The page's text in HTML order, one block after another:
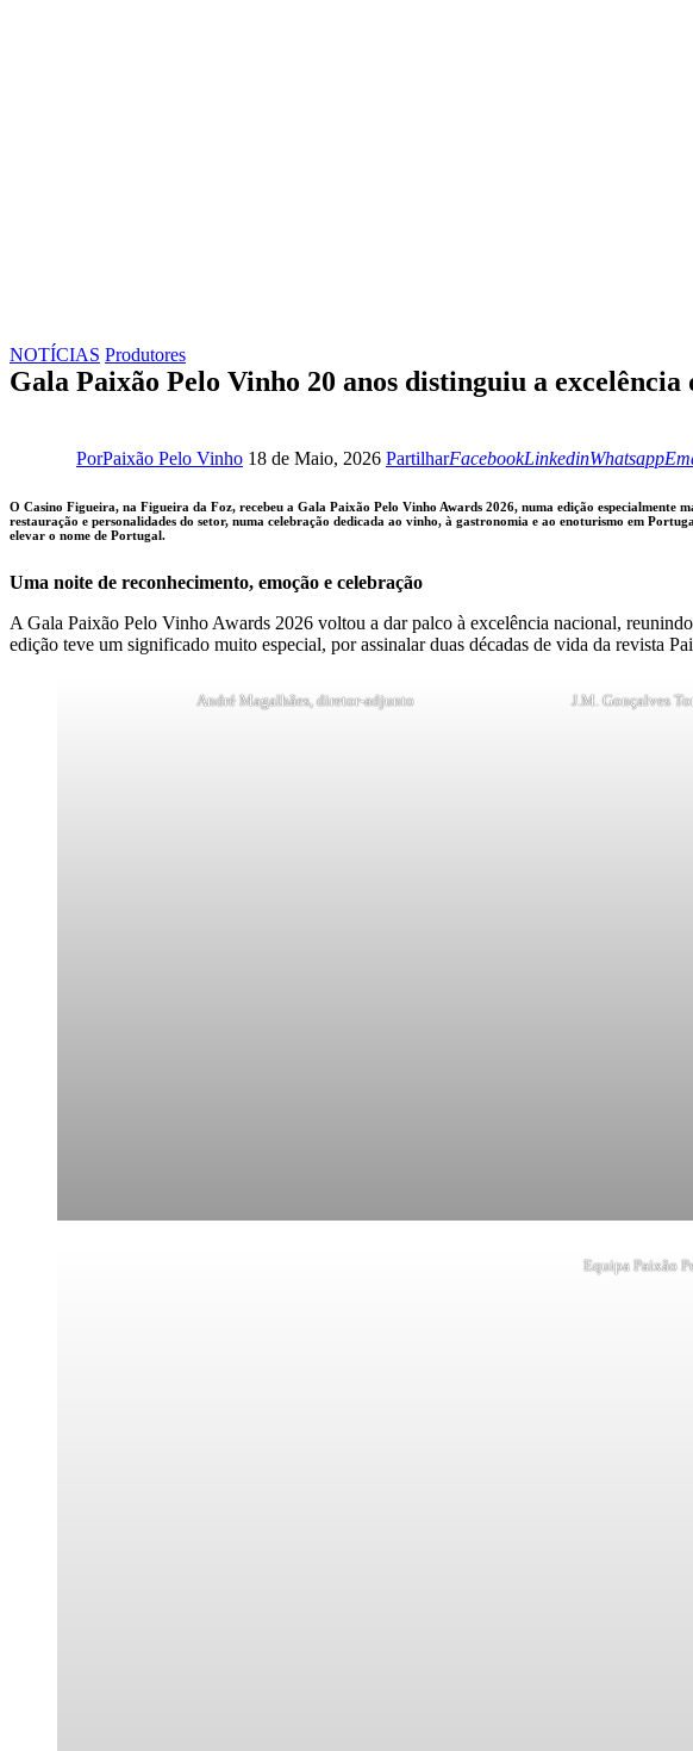
NOTÍCIAS Produtores
Gala Paixão Pelo Vinho 20 anos distinguiu a
PorPaixão Pelo Vinho 18 de Maio, 2026 PartilharFacebookLinkedinWhatsapp
O Casino Figueira, na Figueira da Foz, recebeu a Gala Paixão Pelo Vinho Awards 2026, numa edição especialmente
restauração e personalidades do setor, numa celebração dedicada ao vinho, à gastronomia e ao enoturismo em
elevar o nome de Portugal.
Uma noite de reconhecimento, emoção e celebração
A Gala Paixão Pelo Vinho Awards 2026 voltou a dar palco à excelência nacional,
edição teve um significado muito especial, por assinalar duas décadas de vida da revista
André Magalhães, diretor-adjunto J.M. Gonçalves
Equipa Paixão